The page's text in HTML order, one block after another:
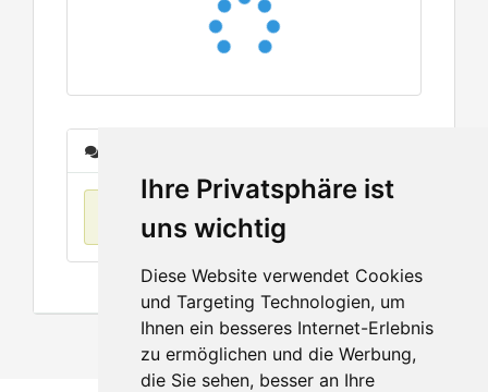
Ihre Privatsphäre ist
uns wichtig
Diese Website verwendet Cookies
und Targeting Technologien, um
Ihnen ein besseres Internet-Erlebnis
zu ermöglichen und die Werbung,
die Sie sehen, besser an Ihre